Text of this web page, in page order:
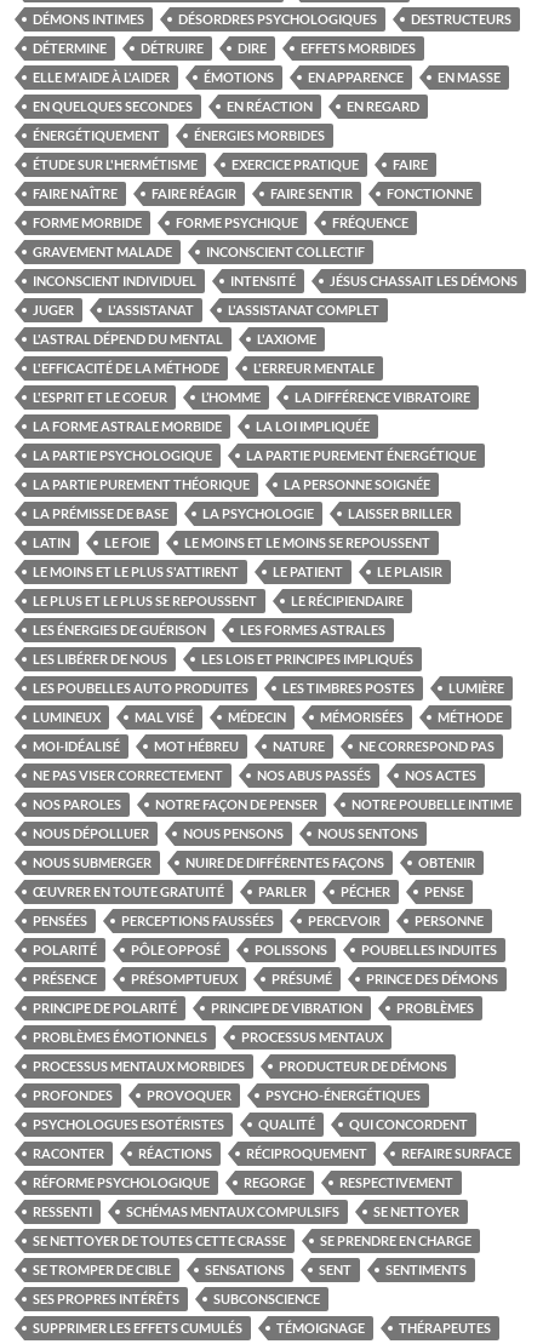
DÉMONS INTIMES DÉSORDRES PSYCHOLOGIQUES
DESTRUCTEURS
DÉTERMINE
DÉTRUIRE DIRE
EFFETS MORBIDES
ELLE M'AIDE À L'AIDER
ÉMOTIONS EN APPARENCE
EN MASSE
EN QUELQUES SECONDES
EN RÉACTION
EN REGARD
ÉNERGÉTIQUEMENT
ÉNERGIES MORBIDES
ÉTUDE SUR L'HERMÉTISME
EXERCICE PRATIQUE
FAIRE
FAIRE NAÎTRE
FAIRE RÉAGIR FAIRE SENTIR
FONCTIONNE
FORME MORBIDE
FORME PSYCHIQUE
FRÉQUENCE
GRAVEMENT MALADE
INCONSCIENT COLLECTIF
INCONSCIENT INDIVIDUEL
INTENSITÉ
JÉSUS CHASSAIT LES DÉMONS
JUGER
L'ASSISTANAT
L'ASSISTANAT COMPLET
L'ASTRAL DÉPEND DU MENTAL
L'AXIOME
L'EFFICACITÉ DE LA MÉTHODE
L'ERREUR MENTALE
L'ESPRIT ET LE COEUR
L’HOMME
LA DIFFÉRENCE VIBRATOIRE
LA FORME ASTRALE MORBIDE
LA LOI IMPLIQUÉE
LA PARTIE PSYCHOLOGIQUE
LA PARTIE PUREMENT ÉNERGÉTIQUE
LA PARTIE PUREMENT THÉORIQUE
LA PERSONNE SOIGNÉE
LA PRÉMISSE DE BASE
LA PSYCHOLOGIE
LAISSER BRILLER
LATIN
LE FOIE
LE MOINS ET LE MOINS SE REPOUSSENT
LE MOINS ET LE PLUS S'ATTIRENT
LE PATIENT
LE PLAISIR
LE PLUS ET LE PLUS SE REPOUSSENT
LE RÉCIPIENDAIRE
LES ÉNERGIES DE GUÉRISON
LES FORMES ASTRALES
LES LIBÉRER DE NOUS
LES LOIS ET PRINCIPES IMPLIQUÉS
LES POUBELLES AUTO PRODUITES
LES TIMBRES POSTES
LUMIÈRE
LUMINEUX
MAL VISÉ MÉDECIN MÉMORISÉES
MÉTHODE
MOI-IDÉALISÉ
MOT HÉBREU NATURE
NE CORRESPOND PAS
NE PAS VISER CORRECTEMENT
NOS ABUS PASSÉS
NOS ACTES
NOS PAROLES
NOTRE FAÇON DE PENSER
NOTRE POUBELLE INTIME
NOUS DÉPOLLUER
NOUS PENSONS
NOUS SENTONS
NOUS SUBMERGER
NUIRE DE DIFFÉRENTES FAÇONS
OBTENIR
ŒUVRER EN TOUTE GRATUITÉ
PARLER PÉCHER
PENSE
PENSÉES
PERCEPTIONS FAUSSÉES PERCEVOIR
PERSONNE
POLARITÉ
PÔLE OPPOSÉ POLISSONS
POUBELLES INDUITES
PRÉSENCE
PRÉSOMPTUEUX PRÉSUMÉ
PRINCE DES DÉMONS
PRINCIPE DE POLARITÉ
PRINCIPE DE VIBRATION
PROBLÈMES
PROBLÈMES ÉMOTIONNELS
PROCESSUS MENTAUX
PROCESSUS MENTAUX MORBIDES
PRODUCTEUR DE DÉMONS
PROFONDES
PROVOQUER
PSYCHO-ÉNERGÉTIQUES
PSYCHOLOGUES ESOTÉRISTES
QUALITÉ
QUI CONCORDENT
RACONTER
RÉACTIONS RÉCIPROQUEMENT
REFAIRE SURFACE
RÉFORME PSYCHOLOGIQUE
REGORGE
RESPECTIVEMENT
RESSENTI
SCHÉMAS MENTAUX COMPULSIFS
SE NETTOYER
SE NETTOYER DE TOUTES CETTE CRASSE
SE PRENDRE EN CHARGE
SE TROMPER DE CIBLE
SENSATIONS SENT
SENTIMENTS
SES PROPRES INTÉRÊTS
SUBCONSCIENCE
SUPPRIMER LES EFFETS CUMULÉS
TÉMOIGNAGE
THÉRAPEUTES